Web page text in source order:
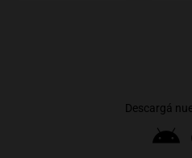
Descargá